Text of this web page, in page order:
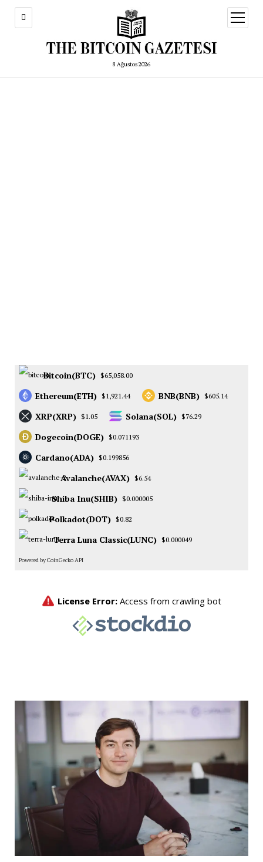
8 Ağustos 2026
aç
Bitcoin(BTC) $65,058.00
Ethereum(ETH) $1,921.44 BNB(BNB) $605.14
XRP(XRP) $1.05 Solana(SOL) $76.29
Dogecoin(DOGE) $0.071193
Cardano(ADA) $0.199856
Avalanche(AVAX) $6.54
Shiba Inu(SHIB) $0.000005
Polkadot(DOT) $0.82
Terra Luna Classic(LUNC) $0.000049
Powered by CoinGecko API